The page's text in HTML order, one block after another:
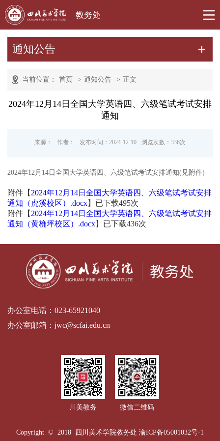
通知公告
当前位置： 首页 -> 通知公告 -> 正文
2024年12月14日全国大学英语四、六级笔试考试安排
通知
来源： 作者： 发布时间：2024-12-10 浏览次数： 336次
2024年12月14日全国大学英语四、六级笔试考试安排通知(见附件)
附件【 2024年12月14日全国大学英语四、六级笔试考试安排
通知（虎溪校区）.docx】已下载495次
附件【 2024年12月14日全国大学英语四、六级笔试考试安排
通知（黄桷坪校区）.docx】已下载436次
办公室电话： 023-65921040
办公室邮箱： jwc@scfai.edu.cn
川美教务 微信二维码
Copyright © 2018 四川美术学院教务处 渝ICP备05001032号-1